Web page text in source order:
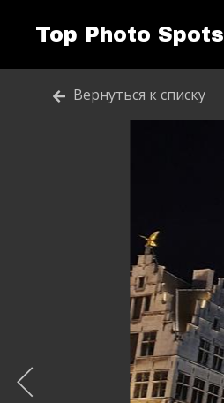
Top Photo Spots
Вернуться к списку